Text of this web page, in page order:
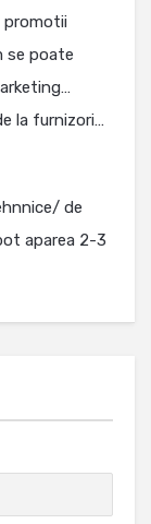
promotii
se poate
la furnizori…
de
aparea 2-3